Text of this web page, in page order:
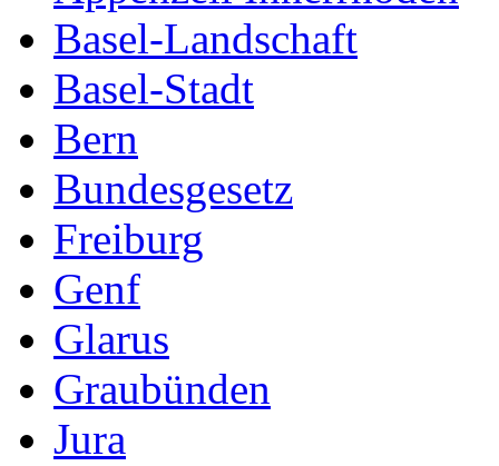
Basel-Landschaft
Basel-Stadt
Bern
Bundesgesetz
Freiburg
Genf
Glarus
Graubünden
Jura